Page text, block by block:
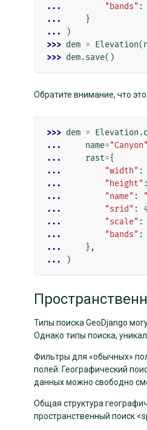
...
"bands" :
...
}
...
)
>>> dem = Elevation(
>>> dem.save()
Обратите внимание, что
>>> dem = Elevation .
...
name="Canyon"
...
rast={
...
"width" :
...
"height" :
...
"name" :
...
"srid" :
...
"scale" :
...
"bands" :
...
},
...
)
Типы поиска GeoDjango
Однако типы поиска,
Фильтры для «обычных»
полей. Географический
данных можно свободно
Общая структура
пространственный поиск